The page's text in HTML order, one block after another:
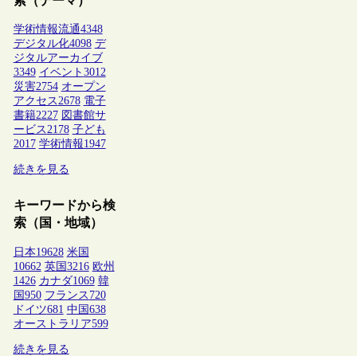
学術情報流通4348
デジタル化4098 デ
ジタルアーカイブ
3349 イベント 3012
災害2754 オープン
アクセス2678 電子
書籍2227 図書館サ
ービス2178 子ども
2017 学術情報1947
続きを見る
キーワードから検
索（国・地域）
日本19628 米国
10662 英国3216 欧州
1426 カナダ1069 韓
国950 フランス 720
ドイツ681 中国638
オーストラリア599
続きを見る